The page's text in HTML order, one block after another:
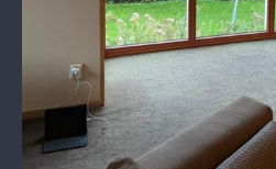
OFFERTE AANVRAGEN